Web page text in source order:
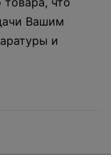
Вашим
и